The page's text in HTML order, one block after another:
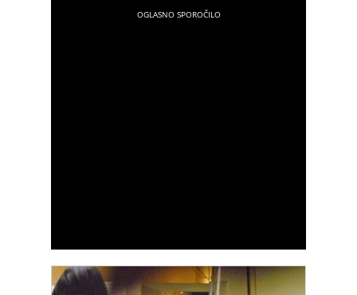
in špekulacije vse pogosteje zajeli tudi dogodki iz